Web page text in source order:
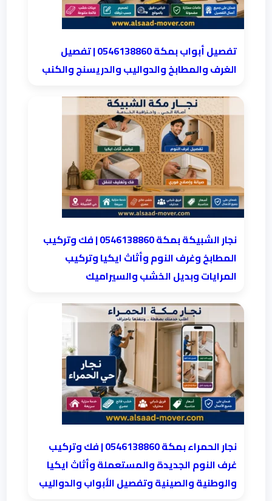
تفصيل أبواب بمكة 0546138860 | تفصيل
الغرف والمطابخ والدواليب والدريسنج والكنب
نجار الشبيكة بمكة 0546138860⁩ | فك وتركيب
المطابخ وغرف النوم وأثاث ايكيا وتركيب
المرايات وبديل الخشب والسيراميك
نجار الحمراء بمكة 0546138860⁩ | فك وتركيب
غرف النوم الجديدة والمستعملة وأثاث ايكيا
والوطنية والصينية وتفصيل الأبواب والدواليب